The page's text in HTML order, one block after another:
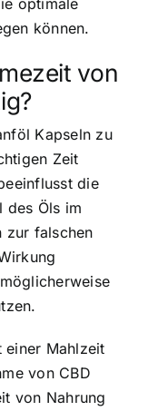
können.
von
Kapseln zu
Zeit
die
des Öls im
zur falschen
einer Mahlzeit
von CBD
von Nahrung